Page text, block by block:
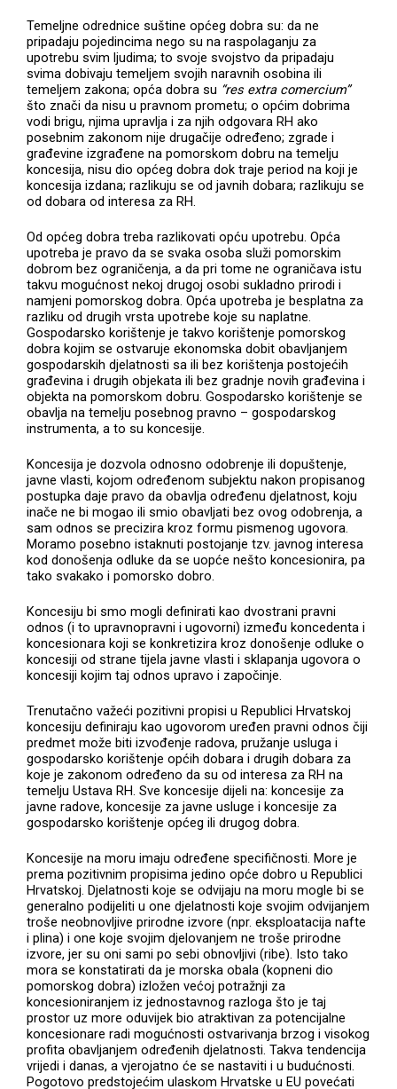
Temeljne odrednice suštine općeg dobra su: da ne
pripadaju pojedincima nego su na raspolaganju za
upotrebu svim ljudima; to svoje svojstvo da pripadaju
svima dobivaju temeljem svojih naravnih osobina ili
temeljem zakona; opća dobra su “res extra comercium”
što znači da nisu u pravnom prometu; o općim dobrima
vodi brigu, njima upravlja i za njih odgovara RH ako
posebnim zakonom nije drugačije određeno; zgrade i
građevine izgrađene na pomorskom dobru na temelju
koncesija, nisu dio općeg dobra dok traje period na koji je
koncesija izdana; razlikuju se od javnih dobara; razlikuju se
od dobara od interesa za RH.
Od općeg dobra treba razlikovati opću upotrebu. Opća
upotreba je pravo da se svaka osoba služi pomorskim
dobrom bez ograničenja, a da pri tome ne ograničava istu
takvu mogućnost nekoj drugoj osobi sukladno prirodi i
namjeni pomorskog dobra. Opća upotreba je besplatna za
razliku od drugih vrsta upotrebe koje su naplatne.
Gospodarsko korištenje je takvo korištenje pomorskog
dobra kojim se ostvaruje ekonomska dobit obavljanjem
gospodarskih djelatnosti sa ili bez korištenja postojećih
građevina i drugih objekata ili bez gradnje novih građevina i
objekta na pomorskom dobru. Gospodarsko korištenje se
obavlja na temelju posebnog pravno – gospodarskog
instrumenta, a to su koncesije.
Koncesija je dozvola odnosno odobrenje ili dopuštenje,
javne vlasti, kojom određenom subjektu nakon propisanog
postupka daje pravo da obavlja određenu djelatnost, koju
inače ne bi mogao ili smio obavljati bez ovog odobrenja, a
sam odnos se precizira kroz formu pismenog ugovora.
Moramo posebno istaknuti postojanje tzv. javnog interesa
kod donošenja odluke da se uopće nešto koncesionira, pa
tako svakako i pomorsko dobro.
Koncesiju bi smo mogli definirati kao dvostrani pravni
odnos (i to upravnopravni i ugovorni) između koncedenta i
koncesionara koji se konkretizira kroz donošenje odluke o
koncesiji od strane tijela javne vlasti i sklapanja ugovora o
koncesiji kojim taj odnos upravo i započinje.
Trenutačno važeći pozitivni propisi u Republici Hrvatskoj
koncesiju definiraju kao ugovorom uređen pravni odnos čiji
predmet može biti izvođenje radova, pružanje usluga i
gospodarsko korištenje općih dobara i drugih dobara za
koje je zakonom određeno da su od interesa za RH na
temelju Ustava RH. Sve koncesije dijeli na: koncesije za
javne radove, koncesije za javne usluge i koncesije za
gospodarsko korištenje općeg ili drugog dobra.
Koncesije na moru imaju određene specifičnosti. More je
prema pozitivnim propisima jedino opće dobro u Republici
Hrvatskoj. Djelatnosti koje se odvijaju na moru mogle bi se
generalno podijeliti u one djelatnosti koje svojim odvijanjem
troše neobnovljive prirodne izvore (npr. eksploatacija nafte
i plina) i one koje svojim djelovanjem ne troše prirodne
izvore, jer su oni sami po sebi obnovljivi (ribe). Isto tako
mora se konstatirati da je morska obala (kopneni dio
pomorskog dobra) izložen većoj potražnji za
koncesioniranjem iz jednostavnog razloga što je taj
prostor uz more oduvijek bio atraktivan za potencijalne
koncesionare radi mogućnosti ostvarivanja brzog i visokog
profita obavljanjem određenih djelatnosti. Takva tendencija
vrijedi i danas, a vjerojatno će se nastaviti i u budućnosti.
Pogotovo predstojećim ulaskom Hrvatske u EU povećati